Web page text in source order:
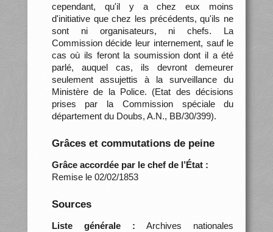
cependant, qu'il y a chez eux moins
d'initiative que chez les précédents, qu'ils ne
sont ni organisateurs, ni chefs. La
Commission décide leur internement, sauf le
cas où ils feront la soumission dont il a été
parlé, auquel cas, ils devront demeurer
seulement assujettis à la surveillance du
Ministère de la Police. (Etat des décisions
prises par la Commission spéciale du
département du Doubs, A.N., BB/30/399).
Grâces et commutations de peine
Grâce accordée par le chef de l’État :
Remise le 02/02/1853
Sources
Liste générale : Archives nationales